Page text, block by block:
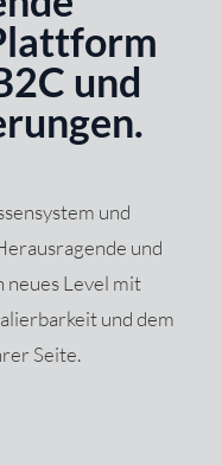
und
und
und
neues Level mit
und dem
Seite.